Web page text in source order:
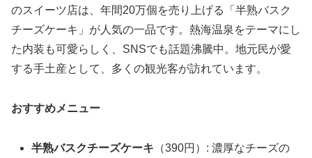
のスイーツ店は、年間20万個を売り上げる「半熟バスク
チーズケーキ」が人気の一品です。熱海温泉をテーマにし
た内装も可愛らしく、SNSでも話題沸騰中。地元民が愛
する手土産として、多くの観光客が訪れています。
おすすめメニュー
半熟バスクチーズケーキ （390円）: 濃厚なチーズの